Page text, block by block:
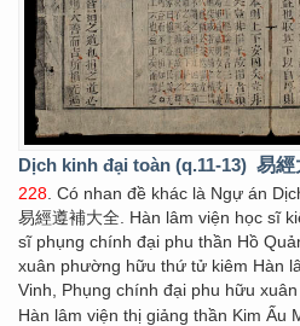
Dịch kinh đại toàn (q.11-13) 易經
228 . Có nhan đề khác là Ngự án
易經遵補大全. Hàn lâm viện học sĩ
sĩ phụng chính đại phu thần Hồ
xuân phường hữu thứ tử kiêm Hàn
Vinh, Phụng chính đại phu hữu
Hàn lâm viện thị giảng thần Kim Ấu